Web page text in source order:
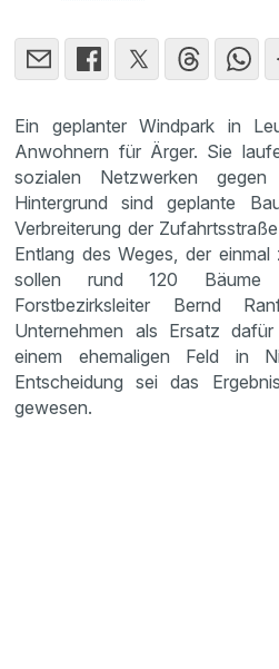
Ein geplanter Windpark in
Anwohnern für Ärger. Sie
sozialen Netzwerken
Hintergrund sind geplante
Verbreiterung der
Entlang des Weges, der
sollen rund 120 Bäume
Forstbezirksleiter Bernd
Unternehmen als Ersatz
einem ehemaligen Feld in
Entscheidung sei das
gewesen.